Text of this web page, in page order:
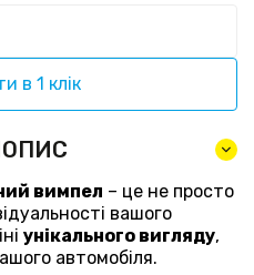
в 1 клік
ОПИС
вимпел – це не просто
вашого
унікального вигляду,
автомобіля.